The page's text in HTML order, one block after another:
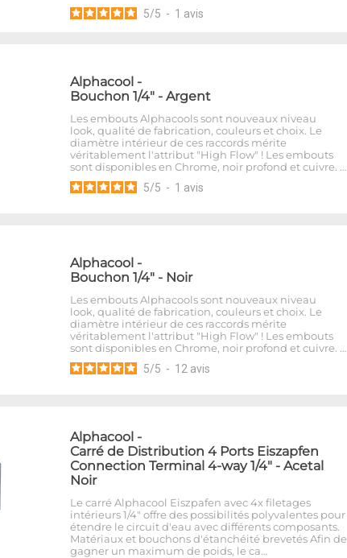
5/5 - 1 avis
Alphacool -
Bouchon 1/4" - Argent
Les embouts Alphacools sont nouveaux niveau
look, qualité de fabrication, couleurs et choix. Le
diamètre intérieur de ces raccords mérite
véritablement l'attribut "High Flow" ! Les embouts
sont disponibles en Chrome, noir profond et cuivre. …
5/5 - 1 avis
Alphacool -
Bouchon 1/4" - Noir
Les embouts Alphacools sont nouveaux niveau
look, qualité de fabrication, couleurs et choix. Le
diamètre intérieur de ces raccords mérite
véritablement l'attribut "High Flow" ! Les embouts
sont disponibles en Chrome, noir profond et cuivre. …
5/5 - 12 avis
Alphacool -
Carré de Distribution 4 Ports Eiszapfen
Connection Terminal 4-way 1/4" - Acetal
Noir
Le carré Alphacool Eiszpafen avec 4x filetages
intérieurs 1/4" offre des possibilités polyvalentes pour
étendre le circuit d'eau avec différents composants.
Matériaux et bouchons d'étanchéité brevetés Afin de
gagner un maximum de poids, le ca…